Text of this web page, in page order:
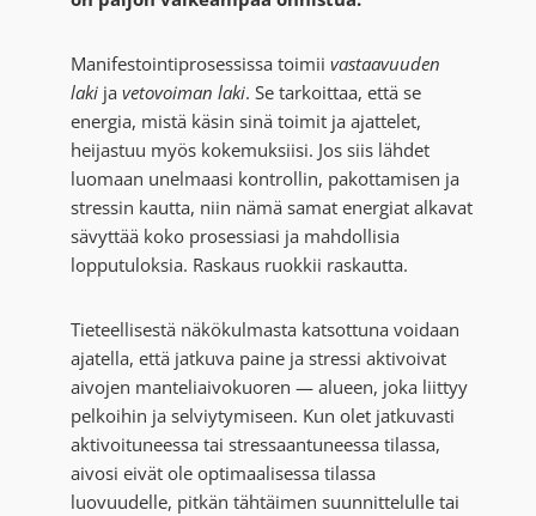
Manifestointiprosessissa toimiivastaavuuden
laki javetovoiman laki. Se tarkoittaa, että se
energia, mistä käsin sinä toimit ja ajattelet,
heijastuu myös kokemuksiisi. Jos siis lähdet
luomaan unelmaasi kontrollin, pakottamisen ja
stressin kautta, niin nämä samat energiat alkavat
sävyttää koko prosessiasi ja mahdollisia
lopputuloksia. Raskaus ruokkii raskautta.
Tieteellisestä näkökulmasta katsottuna voidaan
ajatella, että jatkuva paine ja stressi aktivoivat
aivojen manteliaivokuoren — alueen, joka liittyy
pelkoihin ja selviytymiseen. Kun olet jatkuvasti
aktivoituneessa tai stressaantuneessa tilassa,
aivosi eivät ole optimaalisessa tilassa
luovuudelle, pitkän tähtäimen suunnittelulle tai